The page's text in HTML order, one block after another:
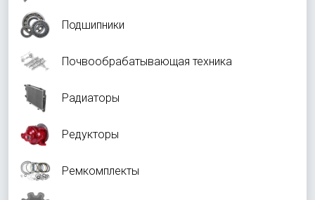
Подшипники
Почвообрабатывающая техника
Радиаторы
Редукторы
Ремкомплекты